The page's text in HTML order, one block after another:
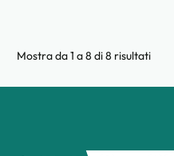
Mostra da1 a8 di8 risultati